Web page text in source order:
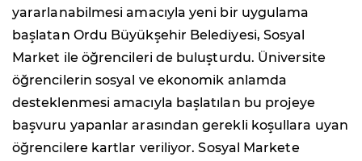
yararlanabilmesi amacıyla yeni bir uygulama
başlatan Ordu Büyükşehir Belediyesi, Sosyal
Market ile öğrencileri de buluşturdu. Üniversite
öğrencilerin sosyal ve ekonomik anlamda
desteklenmesi amacıyla başlatılan bu projeye
başvuru yapanlar arasından gerekli koşullara uyan
öğrencilere kartlar veriliyor. Sosyal Markete